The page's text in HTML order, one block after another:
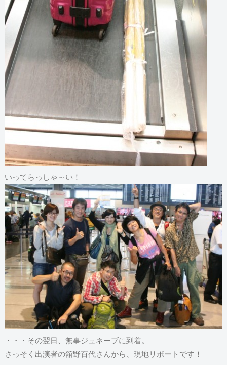
いってらっしゃ～い！
・・・その翌日、無事ジュネーブに到着。
さっそく出演者の舘野百代さんから、現地リポートです！